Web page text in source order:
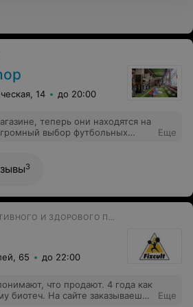
14 до 20:00
теперь они находятся на
выбор футбольных
- магазин выглядит как
остановить взгляд на
всем хотя бы раз там побывать
Еще
3
СЕТЬ МАГАЗИНОВ СПОРТИВНОГО И ЗДОРОВОГО ПИТАНИЯ
65 до 22:00
что продают. 4 года как
биотеч. На сайте заказываешь
Еще